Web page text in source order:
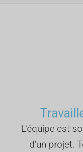
L'équipe est
d'un projet.